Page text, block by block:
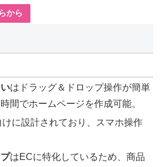
から
はドラッグ＆ドロップ操作が簡単
間でホームページを作成可能。
けに設計されており、スマホ操作
はECに特化しているため、商品